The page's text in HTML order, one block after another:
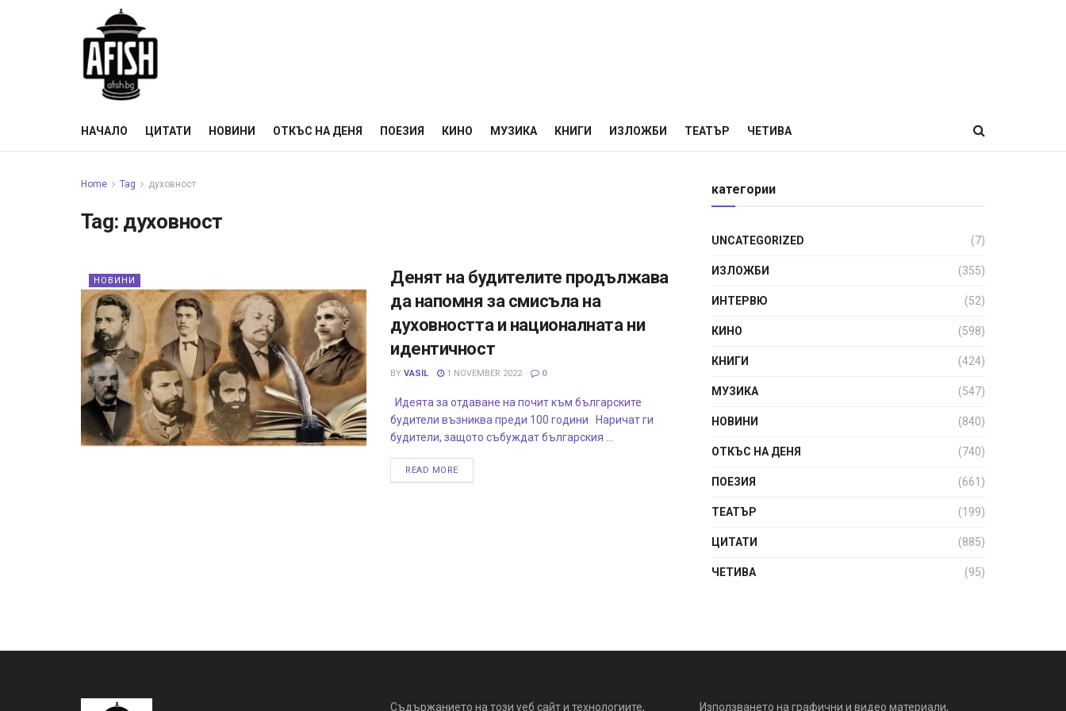
НАЧАЛО ЦИТАТИ НОВИНИ ОТКЪС НА ДЕНЯ ПОЕЗИЯ КИНО МУЗИКА КНИГИ ИЗЛОЖБИ ТЕАТЪР ЧЕТИВА
Home Tag духовност
Tag: духовност
НОВИНИ
Денят на будителите продължава
да напомня за смисъла на
духовността и националната ни
идентичност
BY VASIL 1 NOVEMBER 2022 0
Идеята за отдаване на почит към българските
будители възниква преди 100 години Наричат ги
будители, защото събуждат българския ...
READ MORE
категории
UNCATEGORIZED (7)
ИЗЛОЖБИ (355)
ИНТЕРВЮ (52)
КИНО (598)
КНИГИ (424)
МУЗИКА (547)
НОВИНИ (840)
ОТКЪС НА ДЕНЯ (740)
ПОЕЗИЯ (661)
ТЕАТЪР (199)
ЦИТАТИ (885)
ЧЕТИВА (95)
Съдържанието на този уеб сайт и технологиите, Използването на графични и видео материали,